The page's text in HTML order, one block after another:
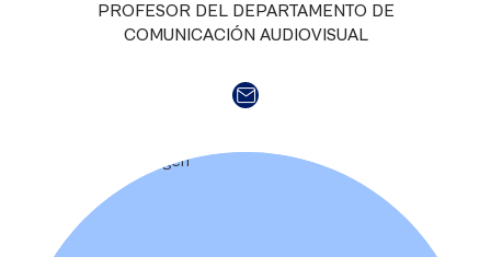
PROFESOR DEL DEPARTAMENTO DE
COMUNICACIÓN AUDIOVISUAL